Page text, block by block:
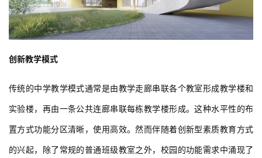
筑
设
创新教学模式
传统的中学教学模式通常是由教学走廊串联各个教室形成教学楼和
实验楼，再由一条公共连廊串联每栋教学楼形成。这种水平性的布
置方式功能分区清晰，使用高效。然而伴随着创新型素质教育方式
的兴起，除了常规的普通班级教室之外，校园的功能需求中涌现了